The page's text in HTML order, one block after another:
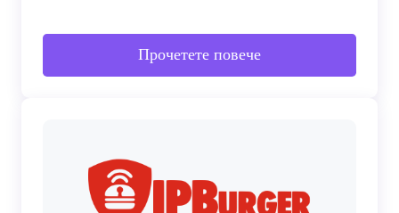
Прочетете повече